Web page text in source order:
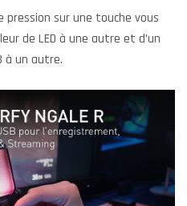
pression sur une touche vous
de LED à une autre et d’un
à un autre.